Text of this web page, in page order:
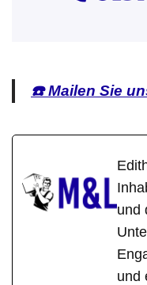
☎️ Mailen Sie
und
und